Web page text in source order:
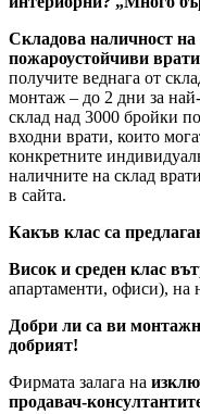
Складова наличност
пожароустойчиви врати
получите веднага от
монтаж – до 2 дни за
склад над 3000 бройки
входни врати, които
конкретните
наличните на склад
в сайта.
Какъв клас са
Висок и среден клас
апартаменти, офиси), на
Добри ли са ви
добрият!
Фирмата залага на
продавач-